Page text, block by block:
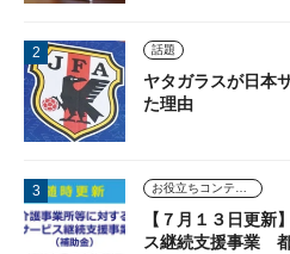
話題
ヤタガラスが日本
た理由
【７月１３日更新
ス継続支援事業